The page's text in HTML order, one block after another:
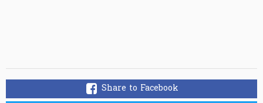
Share to Facebook